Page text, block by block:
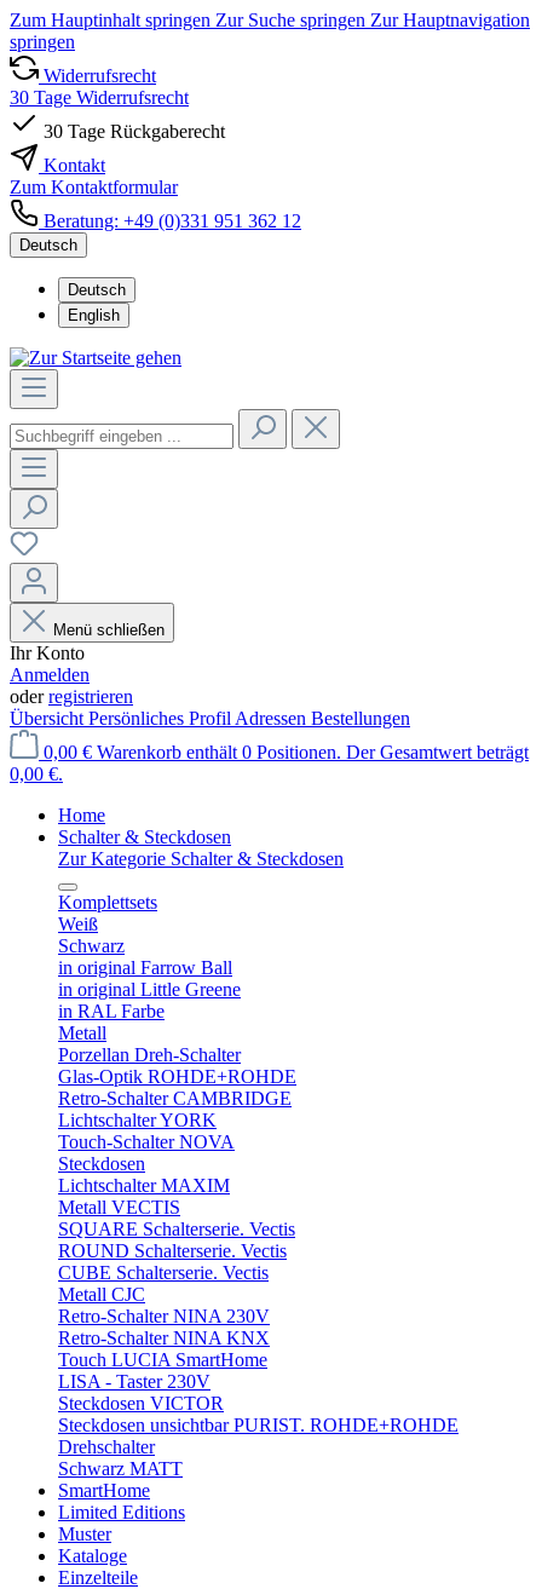
Zum Hauptinhalt springen Zur Suche springen Zur Hauptnavigation
springen
Widerrufsrecht
30 Tage Widerrufsrecht
30 Tage Rückgaberecht
Kontakt
Zum Kontaktformular
Beratung: +49 (0)331 951 362 12
Deutsch
Deutsch
English
Menü schließen
Ihr Konto
Anmelden
oderregistrieren
Übersicht Persönliches Profil Adressen Bestellungen
0,00 € Warenkorb enthält 0 Positionen. Der Gesamtwert beträgt
0,00 €.
Home
Schalter & Steckdosen
Zur Kategorie Schalter & Steckdosen
Komplettsets
Weiß
Schwarz
in original Farrow Ball
in original Little Greene
in RAL Farbe
Metall
Porzellan Dreh-Schalter
Glas-Optik ROHDE+ROHDE
Retro-Schalter CAMBRIDGE
Lichtschalter YORK
Touch-Schalter NOVA
Steckdosen
Lichtschalter MAXIM
Metall VECTIS
SQUARE Schalterserie. Vectis
ROUND Schalterserie. Vectis
CUBE Schalterserie. Vectis
Metall CJC
Retro-Schalter NINA 230V
Retro-Schalter NINA KNX
Touch LUCIA SmartHome
LISA - Taster 230V
Steckdosen VICTOR
Steckdosen unsichtbar PURIST. ROHDE+ROHDE
Drehschalter
Schwarz MATT
SmartHome
Limited Editions
Muster
Kataloge
Einzelteile